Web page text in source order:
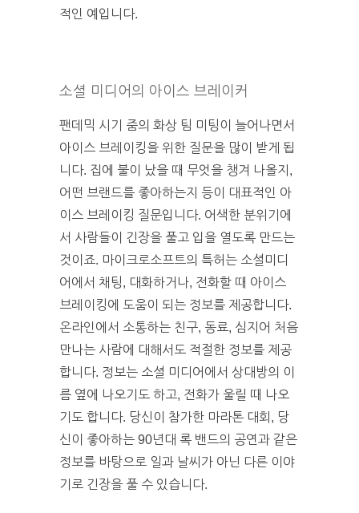
적인 예입니다.
소셜 미디어의 아이스 브레이커
팬데믹 시기 줌의 화상 팀 미팅이 늘어나면서
아이스 브레이킹을 위한 질문을 많이 받게 됩
니다. 집에 불이 났을 때 무엇을 챙겨 나올지,
어떤 브랜드를 좋아하는지 등이 대표적인 아
이스 브레이킹 질문입니다. 어색한 분위기에
서 사람들이 긴장을 풀고 입을 열도록 만드는
것이죠. 마이크로소프트의 특허는 소셜미디
어에서 채팅, 대화하거나, 전화할 때 아이스
브레이킹에 도움이 되는 정보를 제공합니다.
온라인에서 소통하는 친구, 동료, 심지어 처음
만나는 사람에 대해서도 적절한 정보를 제공
합니다. 정보는 소셜 미디어에서 상대방의 이
름 옆에 나오기도 하고, 전화가 울릴 때 나오
기도 합니다. 당신이 참가한 마라톤 대회, 당
신이 좋아하는 90년대 록 밴드의 공연과 같은
정보를 바탕으로 일과 날씨가 아닌 다른 이야
기로 긴장을 풀 수 있습니다.